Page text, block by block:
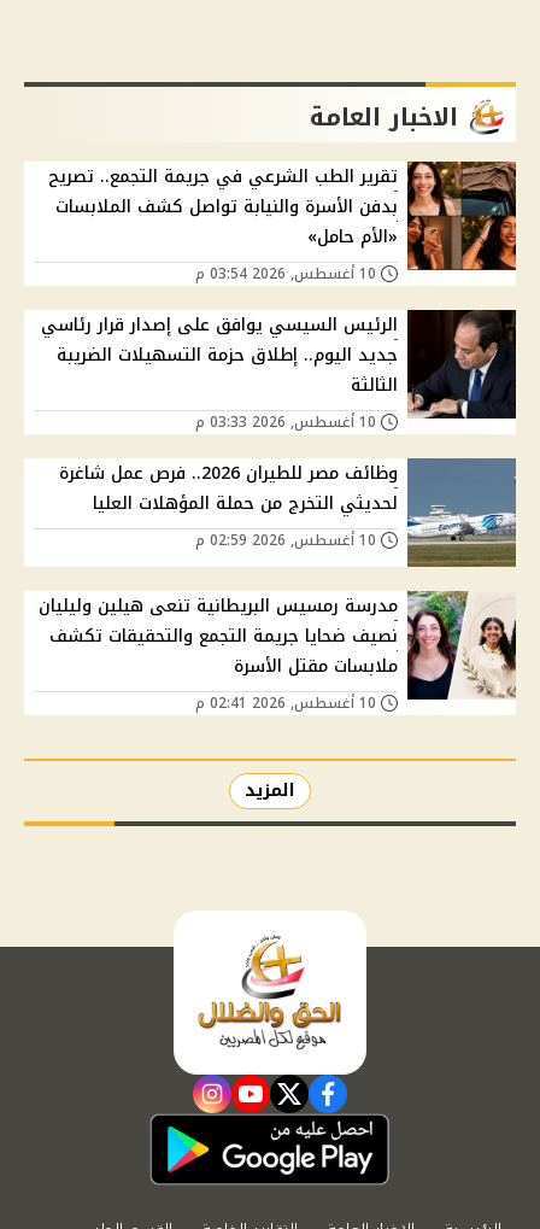
الاخبار العامة
تقرير الطب الشرعي في جريمة التجمع.. تصريح
بدفن الأسرة والنيابة تواصل كشف الملابسات
«الأم حامل»
الرئيس السيسي يوافق على إصدار قرار رئاسي
جديد اليوم.. إطلاق حزمة التسهيلات الضريبة
الثالثة
وظائف مصر للطيران 2026.. فرص عمل شاغرة
لحديثي التخرج من حملة المؤهلات العليا
مدرسة رمسيس البريطانية تنعى هيلين وليليان
نصيف ضحايا جريمة التجمع والتحقيقات تكشف
ملابسات مقتل الأسرة
المزيد
facebook
twitter
youtube
instagram